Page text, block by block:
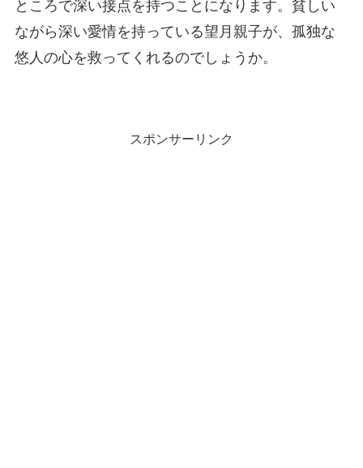
ところで深い接点を持つことになります。貧しい
ながら深い愛情を持っている望月親子が、孤独な
悠人の心を救ってくれるのでしょうか。
スポンサーリンク